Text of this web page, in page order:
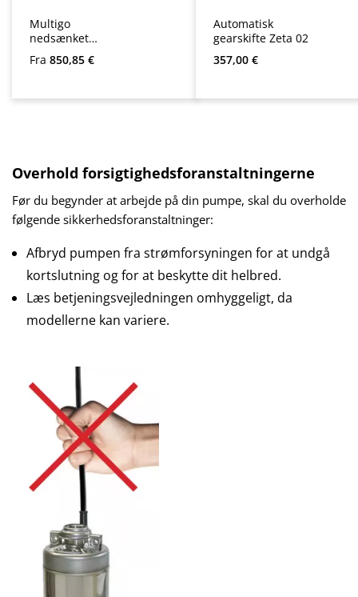
Multigo
nedsænket
trykpumpe
Almindelig pris:
Fra 850,85 €
Automatisk
gearskifte Zeta 02
Almindelig pris:
357,00 €
Overhold forsigtighedsforanstaltningerne
Før du begynder at arbejde på din pumpe, skal du overholde
følgende sikkerhedsforanstaltninger:
Afbryd pumpen fra strømforsyningen for at undgå
kortslutning og for at beskytte dit helbred.
Læs betjeningsvejledningen omhyggeligt, da
modellerne kan variere.